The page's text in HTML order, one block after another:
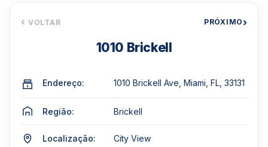
‹ VOLTAR PRÓXIMO›
1010 Brickell
Endereço: 1010 Brickell Ave, Miami, FL, 33131
Região: Brickell
Localização: City View